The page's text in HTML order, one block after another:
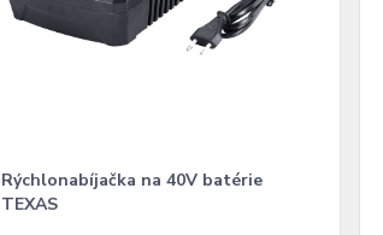
Rýchlonabíjačka na 40V batérie
TEXAS